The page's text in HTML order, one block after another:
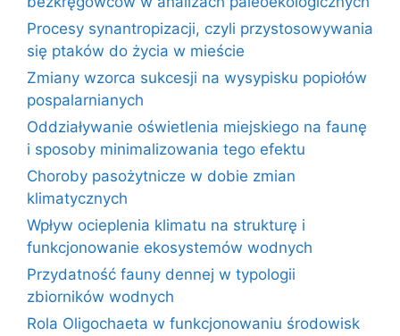
Procesy synantropizacji, czyli przystosowywania
się ptaków do życia w mieście
Zmiany wzorca sukcesji na wysypisku popiołów
pospalarnianych
Oddziaływanie oświetlenia miejskiego na faunę
i sposoby minimalizowania tego efektu
Choroby pasożytnicze w dobie zmian
klimatycznych
Wpływ ocieplenia klimatu na strukturę i
funkcjonowanie ekosystemów wodnych
Przydatność fauny dennej w typologii
zbiorników wodnych
Rola Oligochaeta w funkcjonowaniu środowisk